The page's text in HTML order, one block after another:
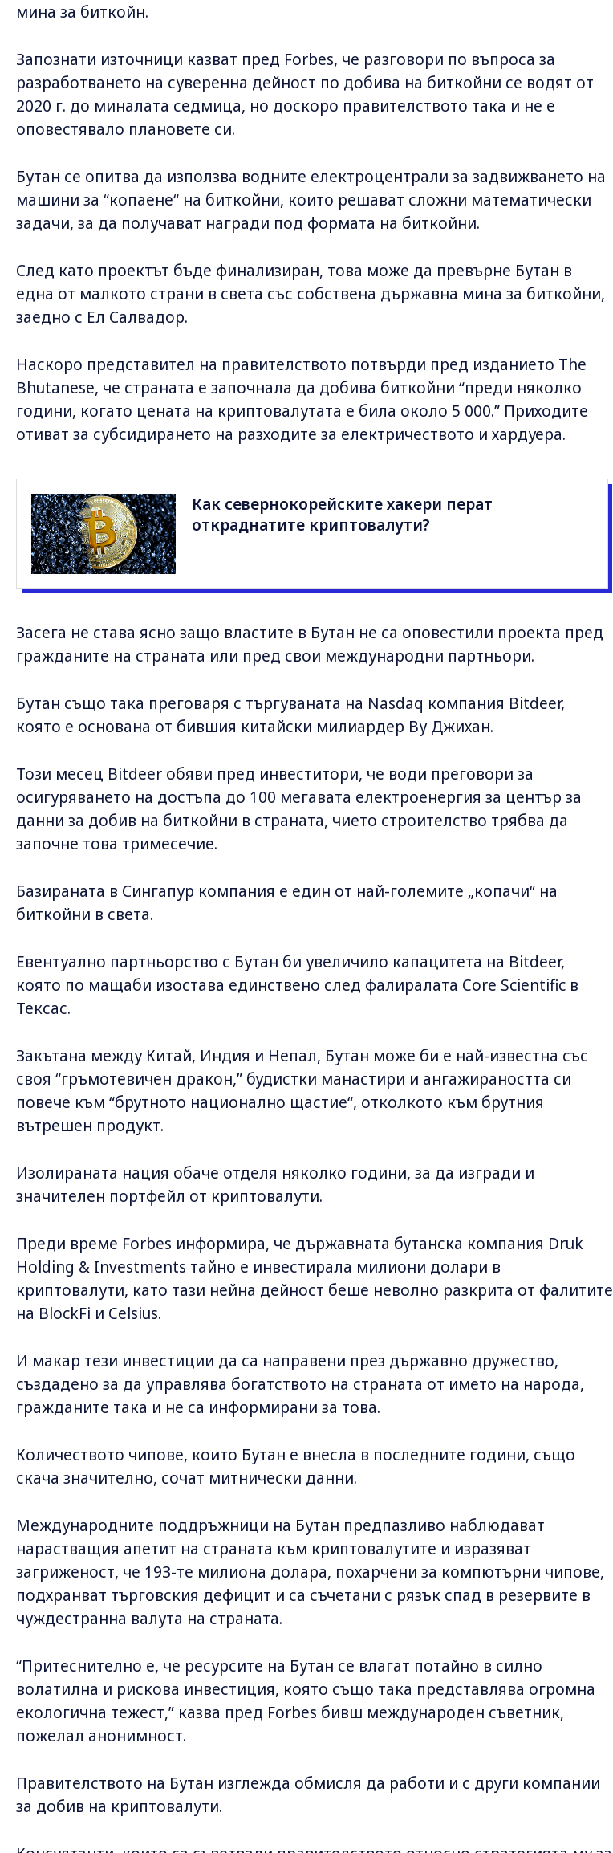
мина за биткойн.
Запознати източници казват пред Forbes, че разговори по въпроса за
разработването на суверенна дейност по добива на биткойни се водят от
2020 г. до миналата седмица, но доскоро правителството така и не е
оповестявало плановете си.
Бутан се опитва да използва водните електроцентрали за задвижването на
машини за “копаене“ на биткойни, които решават сложни математически
задачи, за да получават награди под формата на биткойни.
След като проектът бъде финализиран, това може да превърне Бутан в
една от малкото страни в света със собствена държавна мина за биткойни,
заедно с Ел Салвадор.
Наскоро представител на правителството потвърди пред изданието The
Bhutanese, че страната е започнала да добива биткойни “преди няколко
години, когато цената на криптовалутата е била около 5 000.” Приходите
отиват за субсидирането на разходите за електричеството и хардуера.
Как севернокорейските хакери перат
откраднатите криптовалути?
Засега не става ясно защо властите в Бутан не са оповестили проекта пред
гражданите на страната или пред свои международни партньори.
Бутан също така преговаря с търгуваната на Nasdaq компания Bitdeer,
която е основана от бившия китайски милиардер Ву Джихан.
Този месец Bitdeer обяви пред инвеститори, че води преговори за
осигуряването на достъпа до 100 мегавата електроенергия за център за
данни за добив на биткойни в страната, чието строителство трябва да
започне това тримесечие.
Базираната в Сингапур компания е един от най-големите „копачи“ на
биткойни в света.
Евентуално партньорство с Бутан би увеличило капацитета на Bitdeer,
която по мащаби изостава единствено след фалиралата Core Scientific в
Тексас.
Закътана между Китай, Индия и Непал, Бутан може би е най-известна със
своя “гръмотевичен дракон,” будистки манастири и ангажираността си
повече към “брутното национално щастие“, отколкото към брутния
вътрешен продукт.
Изолираната нация обаче отделя няколко години, за да изгради и
значителен портфейл от криптовалути.
Преди време Forbes информира, че държавната бутанска компания Druk
Holding & Investments тайно е инвестирала милиони долари в
криптовалути, като тази нейна дейност беше неволно разкрита от фалитите
на BlockFi и Celsius.
И макар тези инвестиции да са направени през държавно дружество,
създадено за да управлява богатството на страната от името на народа,
гражданите така и не са информирани за това.
Количеството чипове, които Бутан е внесла в последните години, също
скача значително, сочат митнически данни.
Международните поддръжници на Бутан предпазливо наблюдават
нарастващия апетит на страната към криптовалутите и изразяват
загриженост, че 193-те милиона долара, похарчени за компютърни чипове,
подхранват търговския дефицит и са съчетани с рязък спад в резервите в
чуждестранна валута на страната.
“Притеснително е, че ресурсите на Бутан се влагат потайно в силно
волaтилна и рискова инвестиция, която също така представлява огромна
екологична тежест,” казва пред Forbes бивш международен съветник,
пожелал анонимност.
Правителството на Бутан изглежда обмисля да работи и с други компании
за добив на криптовалути.